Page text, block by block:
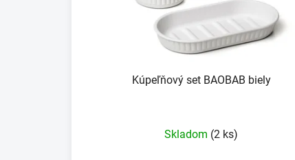
Kúpeľňový set BAOBAB biely
Skladom (2 ks)